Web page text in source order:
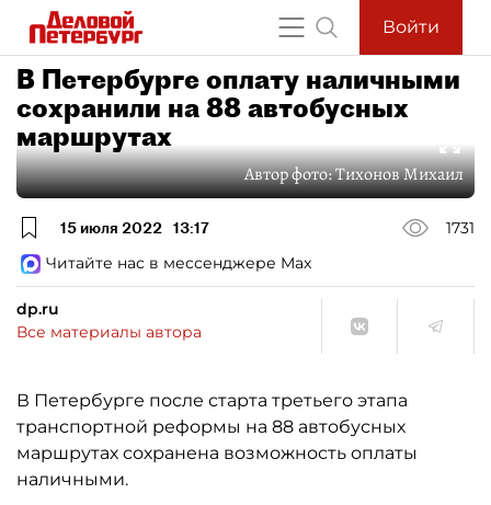
Войти
В Петербурге оплату наличными
сохранили на 88 автобусных
маршрутах
Автор фото:Тихонов Михаил
15 июля 2022 13:17
1731
Читайте нас в мессенджере Max
dp.ru
Все материалы автора
В Петербурге после старта третьего этапа
транспортной реформы на 88 автобусных
маршрутах сохранена возможность оплаты
наличными.